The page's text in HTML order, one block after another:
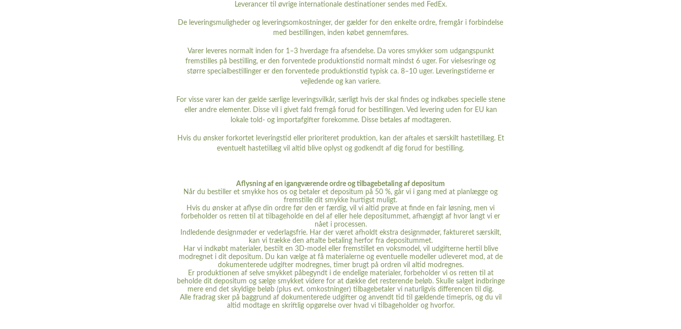
Leverancer til øvrige internationale destinationer sendes med FedEx.
De leveringsmuligheder og leveringsomkostninger, der gælder for den enkelte ordre, fremgår i forbindelse
med bestillingen, inden købet gennemføres.
Varer leveres normalt inden for 1–3 hverdage fra afsendelse. Da vores smykker som udgangspunkt
fremstilles på bestilling, er den forventede produktionstid normalt mindst 6 uger. For vielsesringe og
større specialbestillinger er den forventede produktionstid typisk ca. 8–10 uger. Leveringstiderne er
vejledende og kan variere.
For visse varer kan der gælde særlige leveringsvilkår, særligt hvis der skal findes og indkøbes specielle stene
eller andre elementer. Disse vil i givet fald fremgå forud for bestillingen. Ved levering uden for EU kan
lokale told- og importafgifter forekomme. Disse betales af modtageren.
Hvis du ønsker forkortet leveringstid eller prioriteret produktion, kan der aftales et særskilt hastetillæg. Et
eventuelt hastetillæg vil altid blive oplyst og godkendt af dig forud for bestilling.
Aflysning af en igangværende ordre og tilbagebetaling af depositum
Når du bestiller et smykke hos os og betaler et depositum på 50 %, går vi i gang med at planlægge og
fremstille dit smykke hurtigst muligt.
Hvis du ønsker at aflyse din ordre før den er færdig, vil vi altid prøve at finde en fair løsning, men vi
forbeholder os retten til at tilbageholde en del af eller hele depositummet, afhængigt af hvor langt vi er
nået i processen.
Indledende designmøder er vederlagsfrie. Har der været afholdt ekstra designmøder, faktureret særskilt,
kan vi trække den aftalte betaling herfor fra depositummet.
Har vi indkøbt materialer, bestilt en 3D-model eller fremstillet en voksmodel, vil udgifterne hertil blive
modregnet i dit depositum. Du kan vælge at få materialerne og eventuelle modeller udleveret mod, at de
dokumenterede udgifter modregnes, timer brugt på ordren vil altid modregnes.
Er produktionen af selve smykket påbegyndt i de endelige materialer, forbeholder vi os retten til at
beholde dit depositum og sælge smykket videre for at dække det resterende beløb. Skulle salget indbringe
mere end det skyldige beløb (plus evt. omkostninger) tilbagebetaler vi naturligvis differencen til dig.
Alle fradrag sker på baggrund af dokumenterede udgifter og anvendt tid til gældende timepris, og du vil
altid modtage en skriftlig opgørelse over hvad vi tilbageholder og hvorfor.